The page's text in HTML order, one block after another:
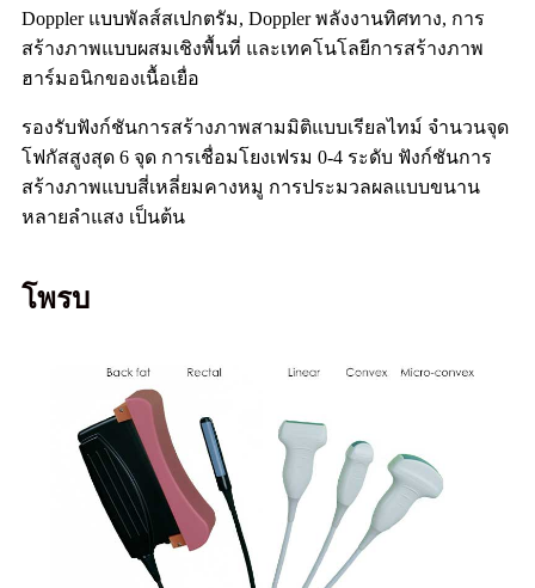
Doppler แบบพัลส์สเปกตรัม, Doppler พลังงานทิศทาง, การ
สร้างภาพแบบผสมเชิงพื้นที่ และเทคโนโลยีการสร้างภาพ
ฮาร์มอนิกของเนื้อเยื่อ
รองรับฟังก์ชันการสร้างภาพสามมิติแบบเรียลไทม์ จำนวนจุด
โฟกัสสูงสุด 6 จุด การเชื่อมโยงเฟรม 0-4 ระดับ ฟังก์ชันการ
สร้างภาพแบบสี่เหลี่ยมคางหมู การประมวลผลแบบขนาน
หลายลำแสง เป็นต้น
โพรบ